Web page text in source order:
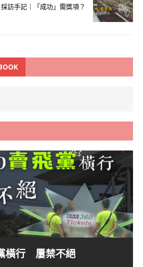
採訪手記｜「成功」需獎項？
橫行 屢禁不絕